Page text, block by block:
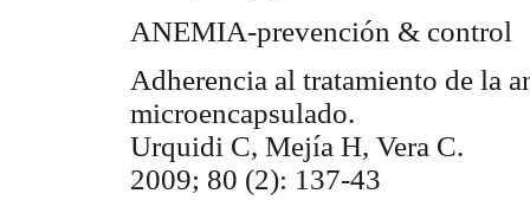
ANEMIA-prevención & control
Adherencia al tratamiento de la
microencapsulado.
Urquidi C, Mejía H, Vera C.
2009; 80 (2): 137-43